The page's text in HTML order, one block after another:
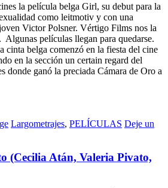
la película belga Girl, su debut para la
como leitmotiv y con una
Victor Polsner. Vértigo Films nos la
Algunas películas llegan para quedarse.
cinta belga comenzó en la fiesta del cine
en la sección un certain regard del
donde ganó la preciada Cámara de Oro a
Largometrajes, PELÍCULAS Deje un
(Cecilia Atán, Valeria Pivato,